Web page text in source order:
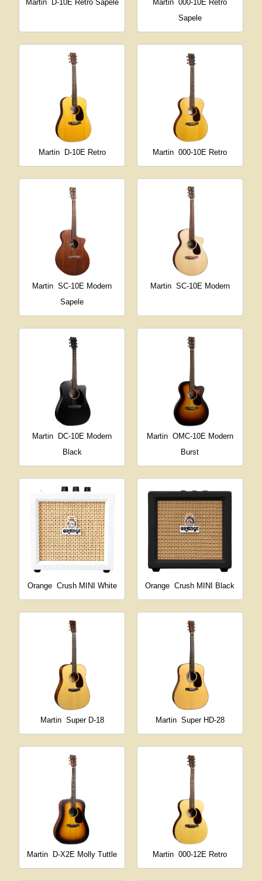
Martin D-10E Retro Sapele Martin 000-10E Retro
Sapele
Martin D-10E Retro Martin 000-10E Retro
Martin SC-10E Modern
Sapele
Martin SC-10E Modern
Martin
DC-10E Modern
Black
Martin OMC-10E Modern
Burst
Orange Crush MINI White Orange Crush MINI Black
Martin Super D-18 Martin Super HD-28
Martin D-X2E Molly Tuttle Martin 000-12E Retro